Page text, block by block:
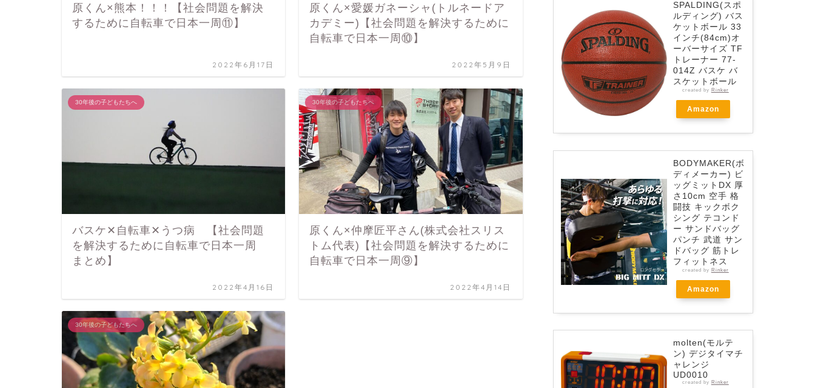
原くん×熊本！！！【社会問題を解決
するために自転車で日本一周⑪】
2022年6月17日
原くん×愛媛ガネーシャ(トルネードア
カデミー)【社会問題を解決するために
自転車で日本一周⑩】
2022年5月9日
30年後の子どもたちへ
バスケ✕自転車✕うつ病 【社会問題
を解決するために自転車で日本一周
まとめ】
2022年4月16日
30年後の子どもたちへ
原くん×仲摩匠平さん(株式会社スリス
トム代表)【社会問題を解決するために
自転車で日本一周⑨】
2022年4月14日
30年後の子どもたちへ
SPALDING(スポ
ルディング) バス
ケットボール 33
インチ(84cm)オ
ーバーサイズ TF
トレーナー 77-
014Z バスケ バ
スケットボール
created by Rinker
Amazon
BODYMAKER(ボ
ディメーカー) ビ
ッグミットDX 厚
さ10cm 空手 格
闘技 キックボク
シング テコンド
ー サンドバッグ
パンチ 武道 サン
ドバッグ 筋トレ
フィットネス
created by Rinker
Amazon
molten(モルテ
ン) デジタイマチ
ャレンジ
UD0010
created by Rinker